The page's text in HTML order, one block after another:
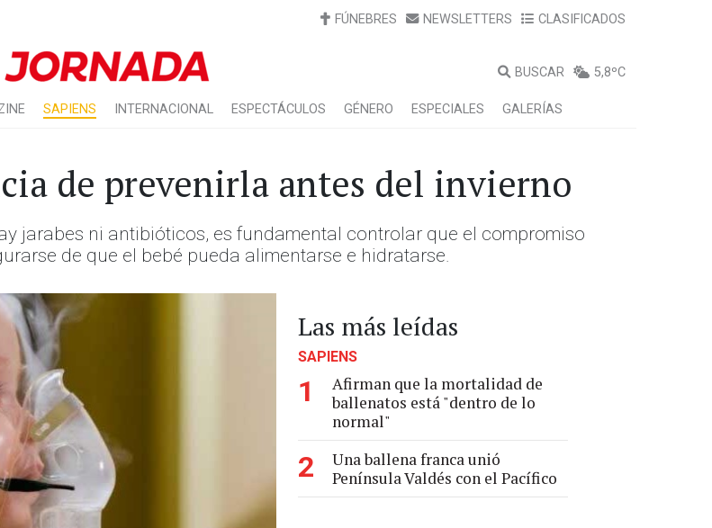
FÚNEBRES NEWSLETTERS CLASIFICADOS
BUSCAR 5,8ºC
SAPIENS INTERNACIONAL ESPECTÁCULOS GÉNERO ESPECIALES GALERÍAS
de prevenirla antes del invierno
jarabes ni antibióticos, es fundamental controlar que el compromiso
de que el bebé pueda alimentarse e hidratarse.
Las más leídas
SAPIENS
1
Afirman que la mortalidad de
ballenatos está "dentro de lo
normal"
2
Una ballena franca unió
Península Valdés con el Pacífico